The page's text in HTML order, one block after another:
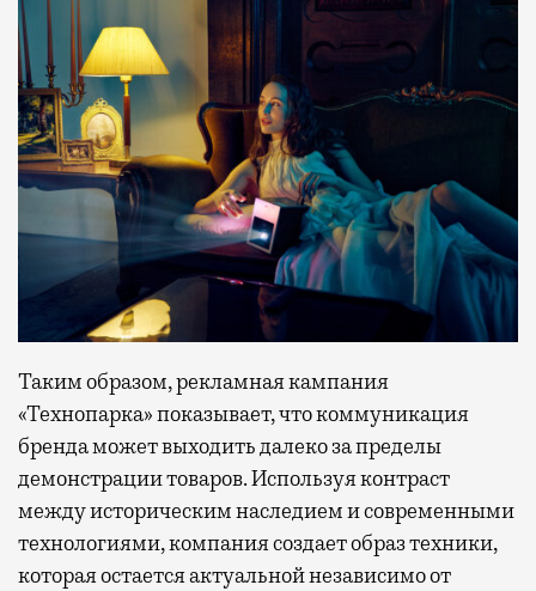
Таким образом, рекламная кампания
«Технопарка» показывает, что коммуникация
бренда может выходить далеко за пределы
демонстрации товаров. Используя контраст
между историческим наследием и современными
технологиями, компания создает образ техники,
которая остается актуальной независимо от